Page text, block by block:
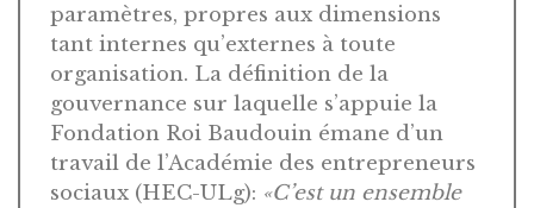
paramètres, propres aux dimensions
tant internes qu’externes à toute
organisation. La définition de la
gouvernance sur laquelle s’appuie la
Fondation Roi Baudouin émane d’un
travail de l’Académie des entrepreneurs
sociaux (HEC-ULg): «C’est un ensemble